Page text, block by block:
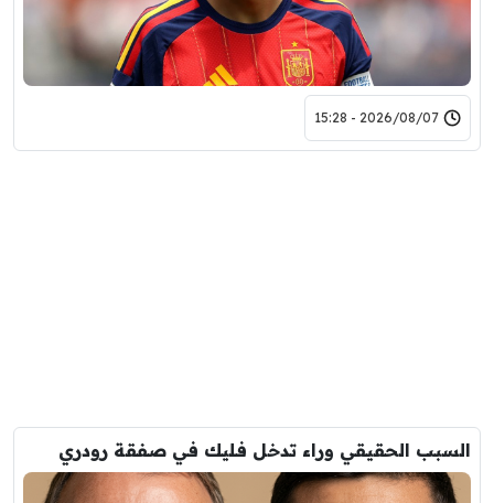
2026/08/07 - 15:28
السبب الحقيقي وراء تدخل فليك في صفقة رودري